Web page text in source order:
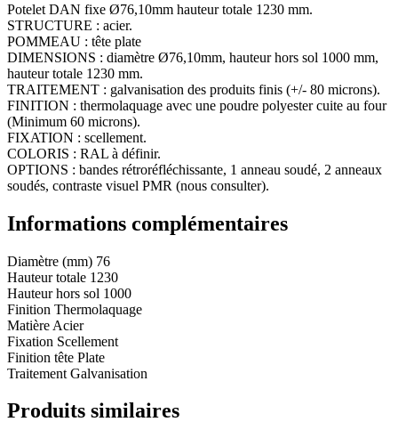
Potelet DAN fixe Ø76,10mm hauteur totale 1230 mm.
STRUCTURE : acier.
POMMEAU : tête plate
DIMENSIONS : diamètre Ø76,10mm, hauteur hors sol 1000 mm,
hauteur totale 1230 mm.
TRAITEMENT : galvanisation des produits finis (+/- 80 microns).
FINITION : thermolaquage avec une poudre polyester cuite au four
(Minimum 60 microns).
FIXATION : scellement.
COLORIS : RAL à définir.
OPTIONS : bandes rétroréfléchissante, 1 anneau soudé, 2 anneaux
soudés, contraste visuel PMR (nous consulter).
Informations complémentaires
Diamètre (mm) 76
Hauteur totale 1230
Hauteur hors sol 1000
Finition Thermolaquage
Matière Acier
Fixation Scellement
Finition tête Plate
Traitement Galvanisation
Produits similaires